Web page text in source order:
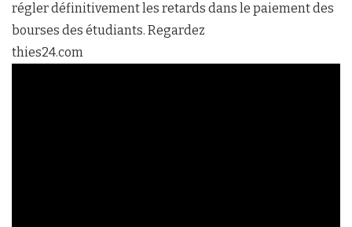
régler définitivement les retards dans le paiement des
bourses des étudiants. Regardez
thies24.com